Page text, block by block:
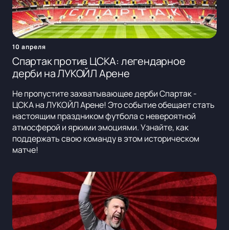
10 апреля
Спартак против ЦСКА: легендарное
дерби на ЛУКОЙЛ Арене
Не пропустите захватывающее дерби Спартак -
ЦСКА на ЛУКОЙЛ Арене! Это событие обещает стать
настоящим праздником футбола с невероятной
атмосферой и яркими эмоциями. Узнайте, как
поддержать свою команду в этом историческом
матче!